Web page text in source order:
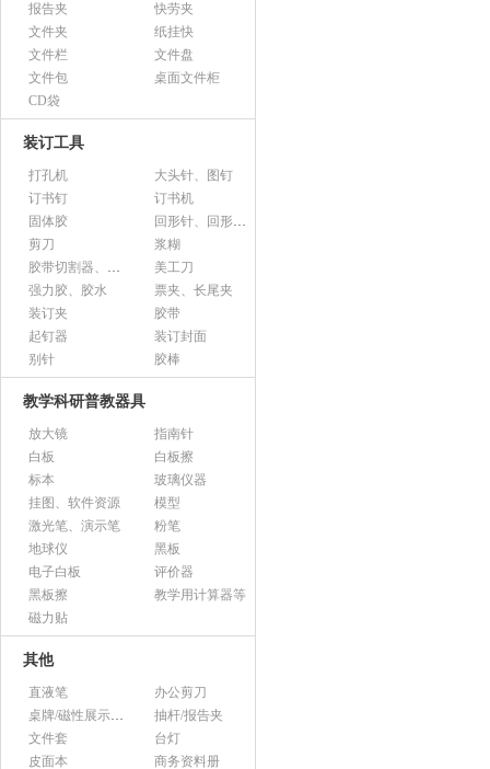
报告夹
快劳夹
文件夹
纸挂快
文件栏
文件盘
文件包
桌面文件柜
CD袋
装订工具
打孔机
大头针、图钉
订书钉
订书机
固体胶
回形针、回形针盒
剪刀
浆糊
胶带切割器、胶带座、封箱器
美工刀
强力胶、胶水
票夹、长尾夹
装订夹
胶带
起钉器
装订封面
别针
胶棒
教学科研普教器具
放大镜
指南针
白板
白板擦
标本
玻璃仪器
挂图、软件资源
模型
激光笔、演示笔
粉笔
地球仪
黑板
电子白板
评价器
黑板擦
教学用计算器等
磁力贴
其他
直液笔
办公剪刀
桌牌/磁性展示帖/证件框
抽杆/报告夹
文件套
台灯
皮面本
商务资料册